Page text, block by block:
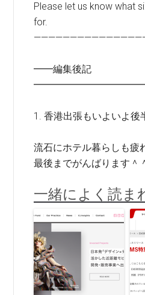
Please let us know what
for.
━━編集後記
1. 香港出張もいよいよ後
流石にホテル暮らしも疲
最後までがんばります＾
一緒によく読ま